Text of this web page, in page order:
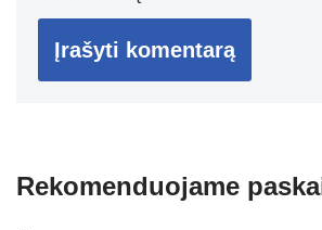
Rekomenduojame